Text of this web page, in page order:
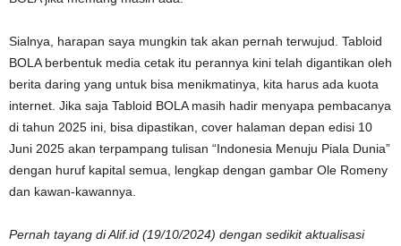
Sialnya, harapan saya mungkin tak akan pernah terwujud. Tabloid
BOLA berbentuk media cetak itu perannya kini telah digantikan oleh
berita daring yang untuk bisa menikmatinya, kita harus ada kuota
internet. Jika saja Tabloid BOLA masih hadir menyapa pembacanya
di tahun 2025 ini, bisa dipastikan, cover halaman depan edisi 10
Juni 2025 akan terpampang tulisan “Indonesia Menuju Piala Dunia”
dengan huruf kapital semua, lengkap dengan gambar Ole Romeny
dan kawan-kawannya.
Pernah tayang di Alif.id (19/10/2024) dengan sedikit aktualisasi